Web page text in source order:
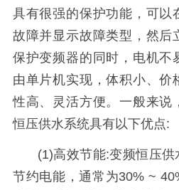
具有很强的保护功能，可以
故障并显示故障类型，然后
保护变频器的同时，电机不
由单片机实现，体积小、价
性高、灵活方便。一般来说
恒压供水系统具有以下优点:
(1)高效节能:变频恒压
节约电能，通常为30% ~